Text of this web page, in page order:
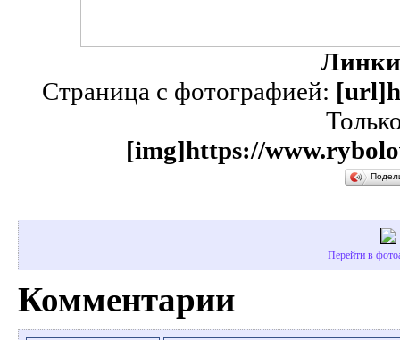
Страница с фотографией:
[img]https://
Перейти в
Комментарии